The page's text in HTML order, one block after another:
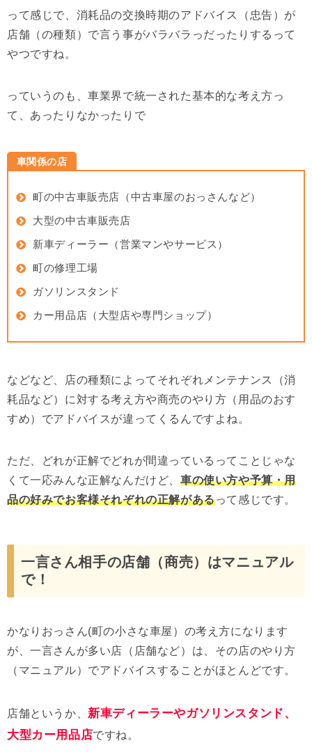
って感じで、消耗品の交換時期のアドバイス（忠告）が
店舗（の種類）で言う事がバラバラっだったりするって
やつですね。
っていうのも、車業界で統一された基本的な考え方っ
て、あったりなかったりで
車関係の店
町の中古車販売店（中古車屋のおっさんなど）
大型の中古車販売店
新車ディーラー（営業マンやサービス）
町の修理工場
ガソリンスタンド
カー用品店（大型店や専門ショップ）
などなど、店の種類によってそれぞれメンテナンス（消
耗品など）に対する考え方や商売のやり方（用品のおす
すめ）でアドバイスが違ってくるんですよね。
ただ、どれが正解でどれが間違っているってことじゃな
くて一応みんな正解なんだけど、 車の使い方や予算・用
品の好みでお客様それぞれの正解があるって感じです。
一言さん相手の店舗（商売）はマニュアル
で！
かなりおっさん(町の小さな車屋）の考え方になります
が、一言さんが多い店（店舗など）は、その店のやり方
（マニュアル）でアドバイスすることがほとんどです。
店舗というか、 新車ディーラーやガソリンスタンド、
大型カー用品店ですね。